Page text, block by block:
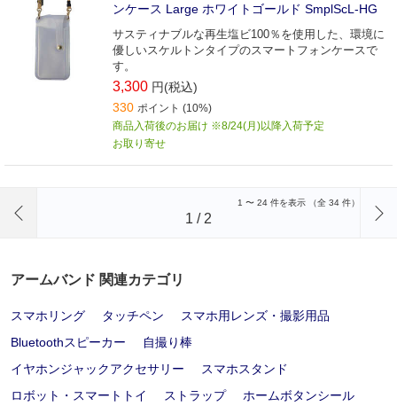
ンケース Large ホワイトゴールド SmplScL-HG
サスティナブルな再生塩ビ100％を使用した、環境に
優しいスケルトンタイプのスマートフォンケースで
す。
3,300 円(税込)
330 ポイント (10%)
商品入荷後のお届け ※8/24(月)以降入荷予定
お取り寄せ
1 〜 24 件を表示 （全 34 件）
1 / 2
アームバンド 関連カテゴリ
スマホリング タッチペン
スマホ用レンズ・撮影用品
Bluetoothスピーカー
自撮り棒
イヤホンジャックアクセサリー
スマホスタンド
ロボット・スマートトイ
ストラップ
ホームボタンシール